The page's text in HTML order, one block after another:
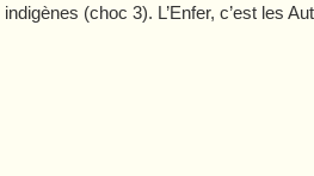
(choc 3). L’Enfer, c’est les